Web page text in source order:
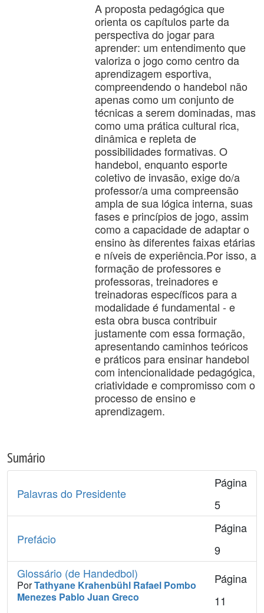
A proposta pedagógica que
orienta os capítulos parte da
perspectiva do jogar para
aprender: um entendimento que
valoriza o jogo como centro da
aprendizagem esportiva,
compreendendo o handebol não
apenas como um conjunto de
técnicas a serem dominadas, mas
como uma prática cultural rica,
dinâmica e repleta de
possibilidades formativas. O
handebol, enquanto esporte
coletivo de invasão, exige do/a
professor/a uma compreensão
ampla de sua lógica interna, suas
fases e princípios de jogo, assim
como a capacidade de adaptar o
ensino às diferentes faixas etárias
e níveis de experiência.Por isso, a
formação de professores e
professoras, treinadores e
treinadoras específicos para a
modalidade é fundamental - e
esta obra busca contribuir
justamente com essa formação,
apresentando caminhos teóricos
e práticos para ensinar handebol
com intencionalidade pedagógica,
criatividade e compromisso com o
processo de ensino e
aprendizagem.
Sumário
Palavras do Presidente
Página
5
Prefácio
Página
9
Glossário (de Handedbol)
PorTathyane Krahenbühl Rafael Pombo
Menezes Pablo Juan Greco
Página
11